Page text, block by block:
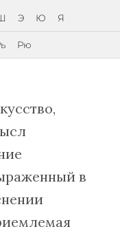
Э Ю Я
Рю
в